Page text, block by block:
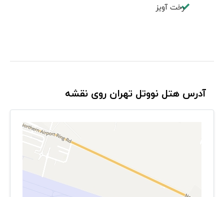
رخت آویز
آدرس هتل نووتل تهران روی نقشه